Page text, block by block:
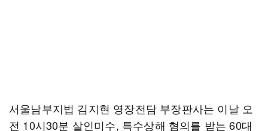
서울남부지법 김지현 영장전담 부장판사는 이날 오
전 10시30분 살인미수, 특수상해 혐의를 받는 60대